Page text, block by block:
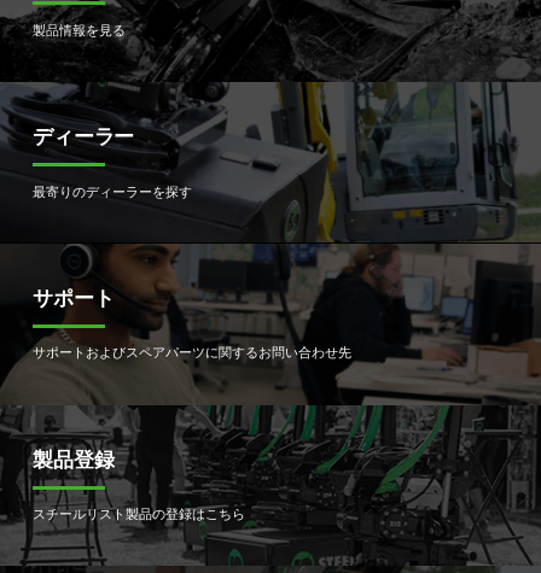
製品情報を見る
ディーラー
最寄りのディーラーを探す
サポート
サポートおよびスペアパーツに関するお問い合わせ先
製品登録
スチールリスト製品の登録はこちら